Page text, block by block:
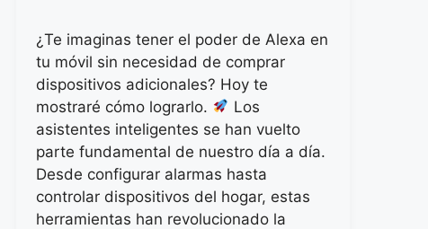
¿Te imaginas tener el poder de Alexa en
tu móvil sin necesidad de comprar
dispositivos adicionales? Hoy te
mostraré cómo lograrlo.
Los
asistentes inteligentes se han vuelto
parte fundamental de nuestro día a día.
Desde configurar alarmas hasta
controlar dispositivos del hogar, estas
herramientas han revolucionado la